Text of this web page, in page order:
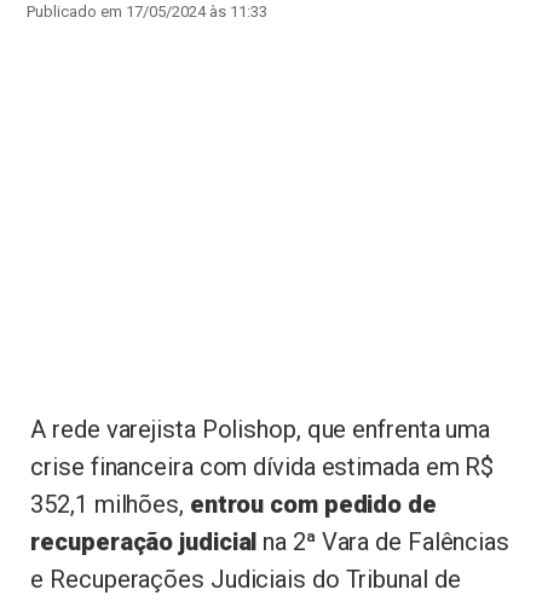
Publicado em 17/05/2024 às 11:33
A rede varejista Polishop, que enfrenta uma
crise financeira com dívida estimada em R$
352,1 milhões, entrou com pedido de
recuperação judicial na 2ª Vara de Falências
e Recuperações Judiciais do Tribunal de